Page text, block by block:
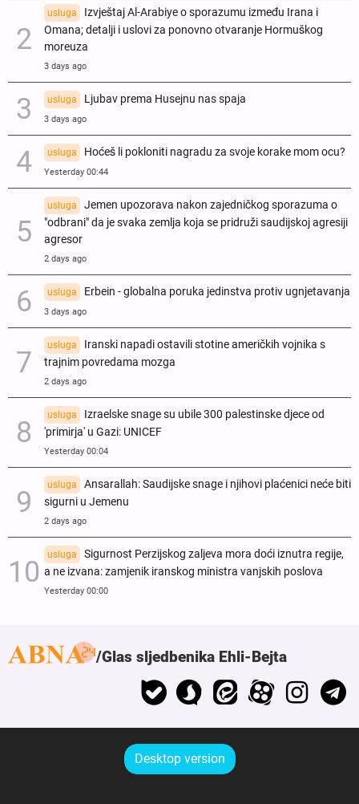
usluga
Izvještaj Al-Arabiye o sporazumu između Irana i
Omana; detalji i uslovi za ponovno otvaranje Hormuškog
moreuza
3 days ago
usluga Ljubav prema Husejnu nas spaja
3 days ago
usluga Hoćeš li pokloniti nagradu za svoje korake mom ocu?
Yesterday 00:44
usluga
Jemen upozorava nakon zajedničkog sporazuma o
"odbrani" da je svaka zemlja koja se pridruži saudijskoj agresiji
agresor
2 days ago
usluga Erbein - globalna poruka jedinstva protiv ugnjetavanja
3 days ago
usluga
Iranski napadi ostavili stotine američkih vojnika s
trajnim povredama mozga
2 days ago
usluga
Izraelske snage su ubile 300 palestinske djece od
'primirja' u Gazi: UNICEF
Yesterday 00:04
usluga
Ansarallah: Saudijske snage i njihovi plaćenici neće biti
sigurni u Jemenu
2 days ago
usluga
Sigurnost Perzijskog zaljeva mora doći iznutra regije,
a ne izvana: zamjenik iranskog ministra vanjskih poslova
Yesterday 00:00
Glas sljedbenika Ehli-Bejta
Desktop version